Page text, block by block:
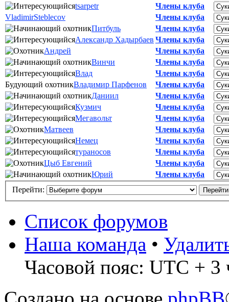
tsarpetr
Члены клуба
VladimirSteblecov
Члены клуба
Питбуль
Члены клуба
Александр Хадырбаев Члены клуба
Андрей
Члены клуба
Винчи
Члены клуба
Влад
Члены клуба
Будующий охотникВладимир Парфенов
Члены клуба
Даниил
Члены клуба
Кузмич
Члены клуба
Мегавольт
Члены клуба
Матвеев
Члены клуба
Немец
Члены клуба
тураносов
Члены клуба
Цыб Евгений
Члены клуба
Юрий
Члены клуба
Перейти:
Список форумов
Наша команда •
Часовой пояс: UTC + 3